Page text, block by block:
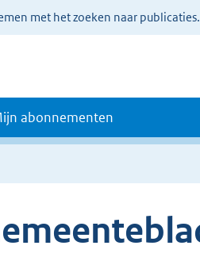
met het zoeken naar
abonnementen